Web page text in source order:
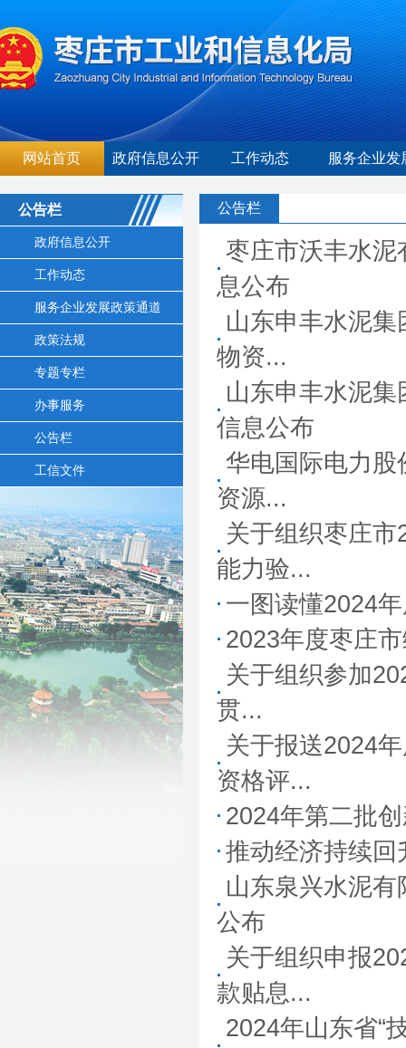
网站首页 政府信息公开 工作动态 服务企业发
公告栏
政府信息公开
工作动态
服务企业发展政策通道
政策法规
专题专栏
办事服务
公告栏
工信文件
公告栏
枣庄市沃丰水
息公布
山东申丰水泥
物资...
山东申丰水泥
信息公布
华电国际电力
资源...
关于组织枣庄
能力验...
一图读懂2024
2023年度枣庄
关于组织参加
贯...
关于报送2024
资格评...
2024年第二批
推动经济持续
山东泉兴水泥
公布
关于组织申报
款贴息...
2024年山东省“